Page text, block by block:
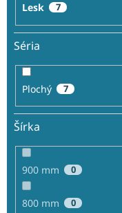
Lesk 7
Séria
Plochý 7
Šírka
900 mm 0
800 mm 0